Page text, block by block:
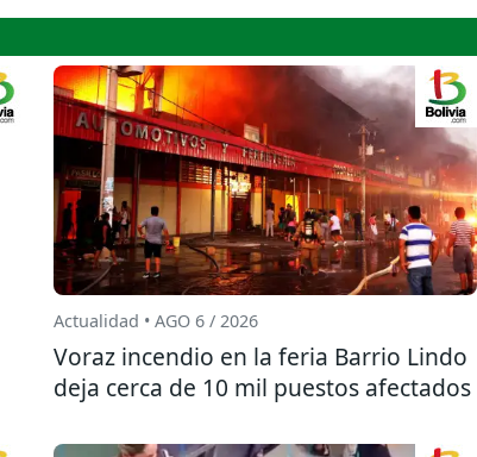
Actualidad • AGO 6 / 2026
Voraz incendio en la feria Barrio Lindo
deja cerca de 10 mil puestos afectados